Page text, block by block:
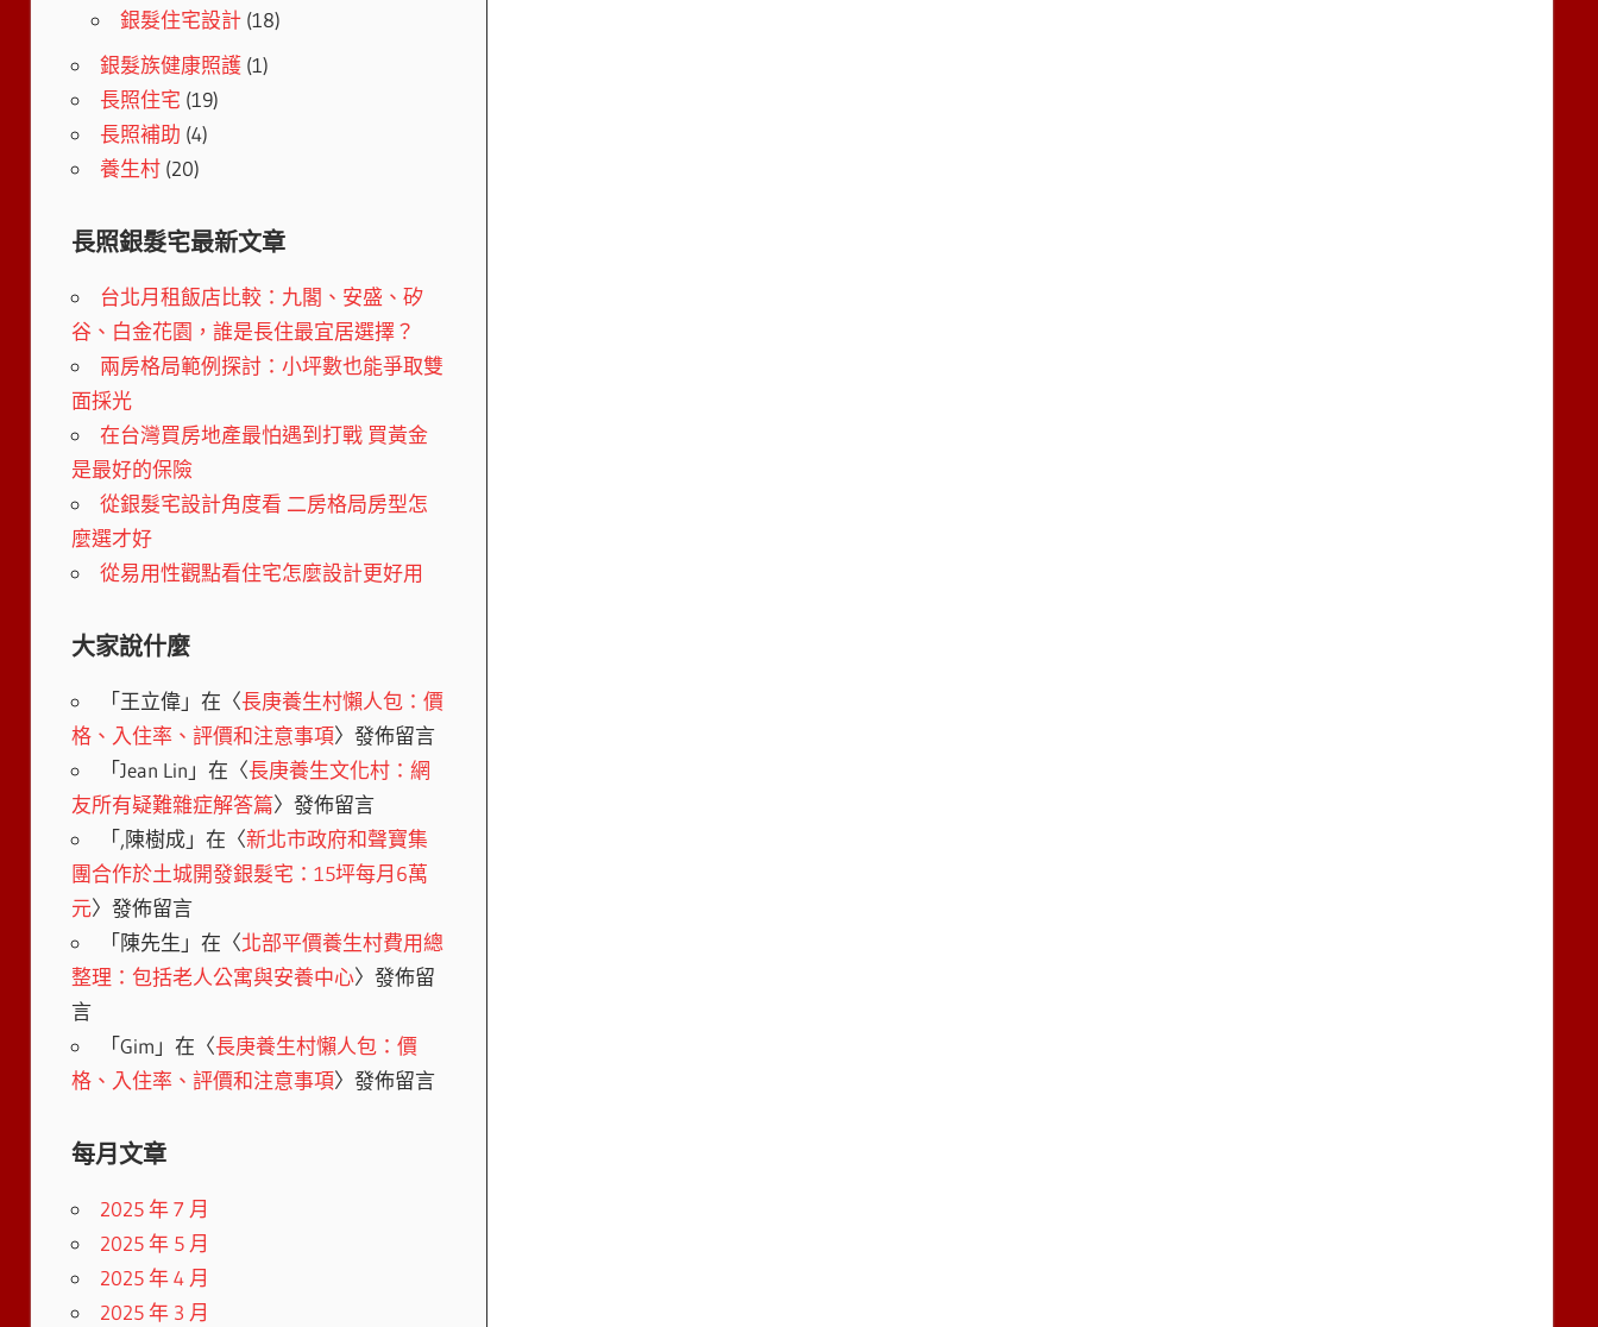
銀髮住宅設計(18)
銀髮族健康照護(1)
長照住宅 (19)
長照補助 (4)
養生村(20)
長照銀髮宅最新文章
台北月租飯店比較：九閣、安盛、矽
谷、白金花園，誰是長住最宜居選擇？
兩房格局範例探討：小坪數也能爭取雙
面採光
在台灣買房地產最怕遇到打戰 買黃金
是最好的保險
從銀髮宅設計角度看 二房格局房型怎
麼選才好
從易用性觀點看住宅怎麼設計更好用
大家說什麼
「王立偉」在〈長庚養生村懶人包：價
格、入住率、評價和注意事項〉發佈留言
「Jean Lin 」在〈長庚養生文化村：網
友所有疑難雜症解答篇〉發佈留言
「,陳樹成」在〈新北市政府和聲寶集
團合作於土城開發銀髮宅：15坪每月6萬
元〉發佈留言
「陳先生 」在〈北部平價養生村費用總
整理：包括老人公寓與安養中心〉發佈留
言
「Gim 」在〈長庚養生村懶人包：價
格、入住率、評價和注意事項〉發佈留言
每月文章
2025 年 7 月
2025 年 5 月
2025 年 4 月
2025 年 3 月